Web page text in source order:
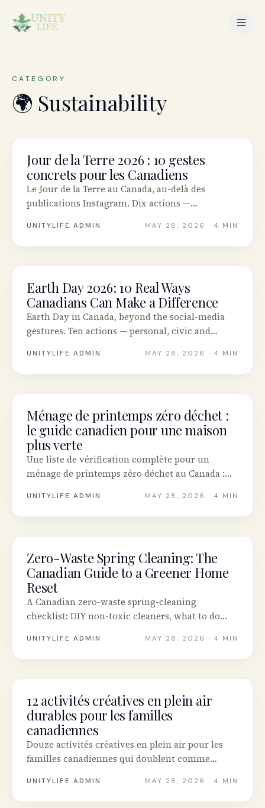
CATEGORY
🌍 Sustainability
SUSTAINABILITY
Jour de la Terre 2026 : 10 gestes
concrets pour les Canadiens
Le Jour de la Terre au Canada, au-delà des
publications Instagram. Dix actions —
réellement bouger l’aiguille climatique.
UNITYLIFE ADMIN MAY 28, 2026 · 4 MIN
SUSTAINABILITY
Earth Day 2026: 10 Real Ways
Canadians Can Make a Difference
Earth Day in Canada, beyond the social-media
gestures. Ten actions — personal, civic and
needle, plus events and orgs to support.
UNITYLIFE ADMIN MAY 28, 2026 · 4 MIN
SUSTAINABILITY
Ménage de printemps zéro déchet :
le guide canadien pour une maison
plus verte
Une liste de vérification complète pour un
ménage de printemps zéro déchet au Canada :
que vous désencombrez, et les marques éco
québécoises qui valent le changement.
UNITYLIFE ADMIN MAY 28, 2026 · 4 MIN
SUSTAINABILITY
Zero-Waste Spring Cleaning: The
Canadian Guide to a Greener Home
Reset
A Canadian zero-waste spring-cleaning
checklist: DIY non-toxic cleaners, what to do
brands worth switching to.
UNITYLIFE ADMIN MAY 28, 2026 · 4 MIN
SUSTAINABILITY
12 activités créatives en plein air
durables pour les familles
canadiennes
Douze activités créatives en plein air pour les
familles canadiennes qui doublent comme
de feuilles, mandalas naturels, cabanes à oiseaux
et plus.
UNITYLIFE ADMIN MAY 28, 2026 · 4 MIN